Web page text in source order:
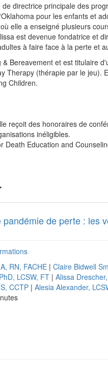
directrice principale des
pour les enfants et
elle a enseigné plusieurs
est devenue fondatrice et
à faire face à la perte et
Bereavement et est titulaire
Therapy (thérapie par le jeu).
Children.
reçoit des honoraires de
inéligibles.
Education and
de perte : les
RN, FACHE |Claire Bidwell
LCSW, FT |Alissa
CCTP |Alesia Alexander,